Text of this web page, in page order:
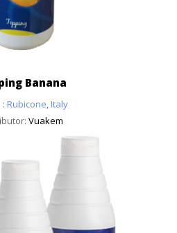
Banana
: Rubicone Italy
Vuakem